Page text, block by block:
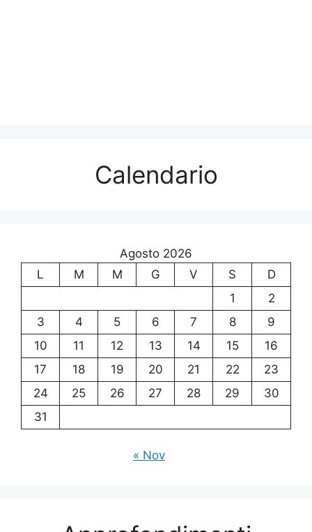
Calendario
Agosto 2026
L
M M G V S
D
1
2
3
4 5 6 7 8
9
10
11 12 13 14 15
16
17
18 19 20 21 22
23
24
25 26 27 28 29
30
31
« Nov